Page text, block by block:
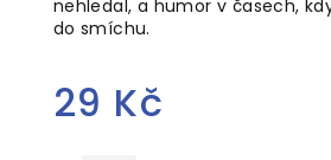
nehledal, a humor v časech,
do smíchu.
29 Kč